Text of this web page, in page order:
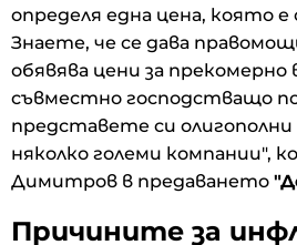
определя една цена, която е
Знаете, че се дава
обявява цени за прекомерно
съвместно господстващо
представете си
няколко големи компании",
Димитров в предаването
Причините за